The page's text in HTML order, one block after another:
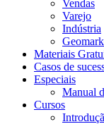
Vendas
Varejo
Indústria
Materiais
Casos de
Especiais
Manual
Cursos